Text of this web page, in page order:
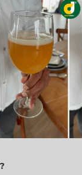
las y los